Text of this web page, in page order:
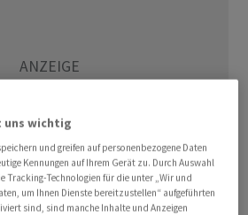
uns wichtig
und greifen auf personenbezogene Daten
Kennungen auf Ihrem Gerät zu. Durch Auswahl
Tracking-Technologien für die unter „Wir und
um Ihnen Dienste bereitzustellen“ aufgeführten
sind, sind manche Inhalte und Anzeigen